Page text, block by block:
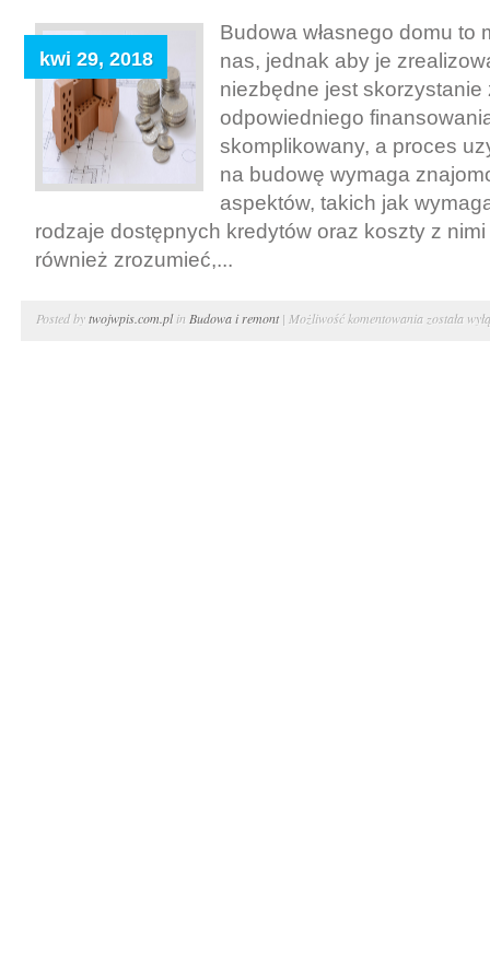
kredyt
na
budowę
domu
kwi 29, 2018
Budowa własnego domu to
nas, jednak aby je
niezbędne jest skorzystanie
odpowiedniego
skomplikowany, a proces
na budowę wymaga
aspektów, takich jak
rodzaje dostępnych kredytów oraz koszty z
również zrozumieć,...
Posted bytwojwpis.com.plin Budowa i remont| Możliwość komentowania Jak
została